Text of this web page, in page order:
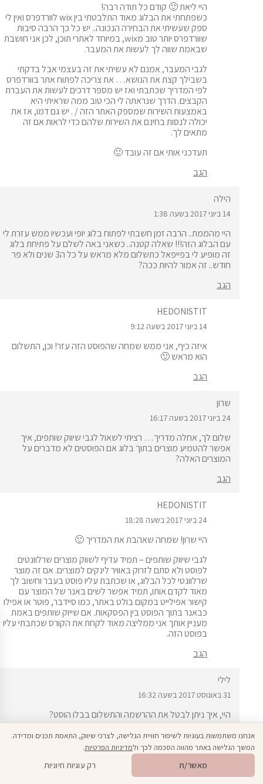
היי ליאת 🙂 קודם כל תודה רבה!
כשפתחתי את הבלוג מאוד התלבטתי בין wix לוורדפרס ואין לי
ספק שעשיתי את הבחירה הנכונה.. יש כל כך הרבה סיבות
שוורדפרס יותר טוב מwix, במיוחד לאתרי תוכן, לכן אני חושבת
שבאמת שווה לך לעשות את המעבר.
לגבי המעבר, אמנם לא עשיתי את זה בעצמי אבל בדקתי
בשבילך קצת את הנושא… את צריכה לפתוח אתר בוורדפרס
לפי המדריך שכתבתי ואז יש מספר דרכים לעשות את העברת
הקבצים. הדרך שנראתה לי הכי טוב ממה שראיתי היא
באמצעות השירות שמספקהאתר הזה/ . יש גם דמו, אז את
יכולה לנסות בחינם את השירות שלהם כדי לראות אם זה
מתאים לך.
תעדכני אותי אם זה עובד 🙂
הגב
הילה
14 ביוני 2017 בשעה 1:38
היי מהממת.. הרבה זמן חשבתי לפתוח בלוג יופי ועכשיו ממש עזרת לי
עם הבלוג הזה!!! שאלה קטנה.. כשאני באה לשלם על פתיחת בלוג
זה מופיע לי בפייפאל כתשלום מלא מראש על כל ה3 שנים ולא פר
חודש.. זה אמור להיות ככה?
הגב
HEDONISTIT
14 ביוני 2017 בשעה 9:12
איזה כיף, אני ממש שמחה שהפוסט הזה עזר! וכן, התשלום
הוא מראש 🙂
הגב
שרון
24 ביוני 2017 בשעה 16:17
שלום לך, אחלה מדריך… רציתי לשאול לגבי שיווק שותפים, איך
אפשר להטמיע מוצרים בתוך בלוג אם הפוסטים לא מדברים על
המוצרים האלה?
הגב
HEDONISTIT
24 ביוני 2017 בשעה 18:28
היי שרון! שמחה שאהבת את המדריך 🙂
לגבי שיווק שותפים – תמיד עדיף לשווק מוצרים שרלוונטים
לפוסט ולא סתם לזרוק באוויר לינקים למוצרים. אם זה מוצר
שרלוונטי לכל הבלוג, או שכתבת עליו פוסט בעבר וחשוב לך
מאוד לקדם אותו, תמיד אפשר לשים באנר של המוצר עם
קישור אפילייט במקום בולט באתר, כמו סיידבר, פוטר או אפילו
כבאנר בתוך הפוסט בין הפסקאות. אם שייוק שותפים באמת
מעניין אותך אני ממליצה מאוד לקחת את הקורס שכתבתי עליו
בפוסט הזה.
הגב
לילי
31 באוגוסט 2017 בשעה 16:32
היי, איך ניתן לבטל את ההרשמה והתשלום בבלו הוסט?
הגב
HEDONISTIT
31 באוגוסט 2017 בשעה 16:35
🎁
אנחנו משתמשות בעוגיות לשיפור חוויית הגלישה, לצרכי שיווק, התאמת תכנים ומדידה.
המשך הגלישה באתר מהווה הסכמה לכך ולמדיניות הפרטיות.
מאשר/ת רק עוגיות חיוניות